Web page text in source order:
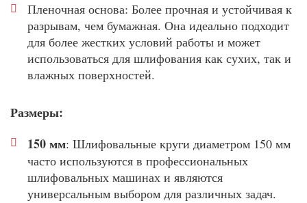
Пленочная основа: Более прочная и устойчивая к
разрывам, чем бумажная. Она идеально подходит
для более жестких условий работы и может
использоваться для шлифования как сухих, так и
влажных поверхностей.
Размеры:
150 мм: Шлифовальные круги диаметром 150 мм
часто используются в профессиональных
шлифовальных машинах и являются
универсальным выбором для различных задач.